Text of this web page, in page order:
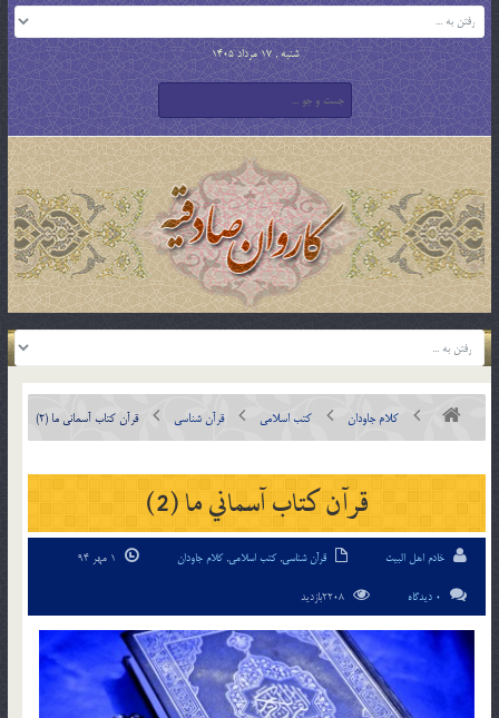
شنبه , 17 مرداد 1405
کلام جاودان کتب اسلامی قرآن شناسی قرآن کتاب آسماني ما (2)
قرآن کتاب آسماني ما (2)
خادم اهل البیت قرآن شناسی,کتب اسلامی,کلام جاودان
0 دیدگاه